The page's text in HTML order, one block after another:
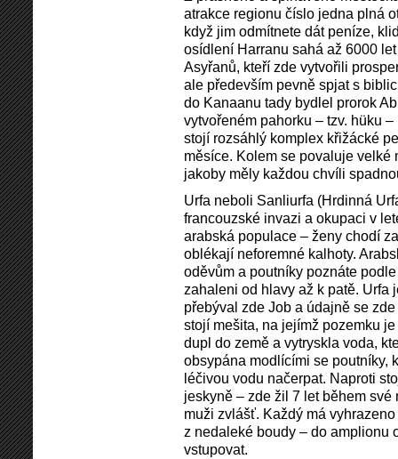
atrakce regionu číslo jedna plná
když jim odmítnete dát peníze,
osídlení Harranu sahá až 6000
Asyřanů, kteří zde vytvořili
ale především pevně spjat s
do Kanaanu tady bydlel prorok
vytvořeném pahorku – tzv. hüku
stojí rozsáhlý komplex křižácké
měsíce. Kolem se povaluje velké
jakoby měly každou chvíli
Urfa neboli Sanliurfa (Hrdinná
francouzské invazi a okupaci v
arabská populace – ženy chodí
oblékají neforemné kalhoty.
oděvům a poutníky poznáte
zahaleni od hlavy až k patě. Urfa
přebýval zde Job a údajně se
stojí mešita, na jejímž pozemku
dupl do země a vytryskla voda,
obsypána modlícími se poutníky,
léčivou vodu načerpat. Naproti
jeskyně – zde žil 7 let během
muži zvlášť. Každý má
z nedaleké boudy – do amplionu
vstupovat.